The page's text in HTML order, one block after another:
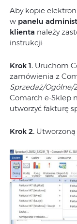
Aby kopie
w panelu
klienta należy
instrukcji:
Krok 1. Uruchom
zamówienia z
Sprzedaż/
Comarch e-Sklep
utworzyć fakturę
Krok 2. Utworzoną